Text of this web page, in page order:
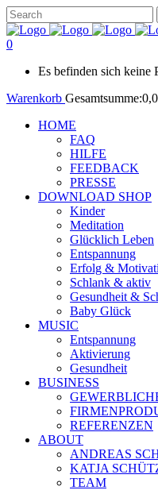
0
Es befinden sich keine
Warenkorb Gesamtsumme:
HOME
FAQ
HILFE
FEEDBACK
PRESSE
DOWNLOAD SHOP
Kinder
Meditation
Glücklich Leben
Entspannung
Erfolg &
Schlank & aktiv
Gesundheit &
Baby Glück
MUSIC
Entspannung
Aktivierung
Gesundheit
BUSINESS
REFERENZEN
ABOUT
ANDREAS
KATJA
TEAM